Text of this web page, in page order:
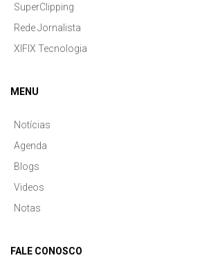
SuperClipping
Rede Jornalista
XIFIX Tecnologia
MENU
Notícias
Agenda
Blogs
Videos
Notas
FALE CONOSCO